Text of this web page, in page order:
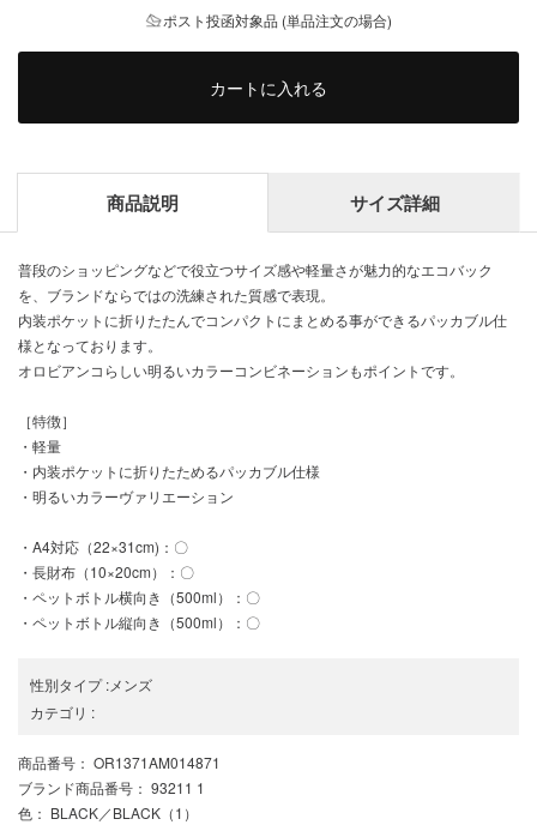
ポスト投函対象品 (単品注文の場合)
カートに入れる
商品説明 サイズ詳細
普段のショッピングなどで役立つサイズ感や軽量さが魅力的なエコバック
を、ブランドならではの洗練された質感で表現。
内装ポケットに折りたたんでコンパクトにまとめる事ができるパッカブル仕
様となっております。
オロビアンコらしい明るいカラーコンビネーションもポイントです。
［特徴］
・軽量
・内装ポケットに折りたためるパッカブル仕様
・明るいカラーヴァリエーション
・A4対応（22×31cm)：〇
・長財布（10×20cm）：〇
・ペットボトル横向き（500ml）：〇
・ペットボトル縦向き（500ml）：〇
性別タイプ:メンズ
カテゴリ :
商品番号 ： OR1371AM014871
ブランド商品番号 ： 93211 1
色 ： BLACK／BLACK（1）